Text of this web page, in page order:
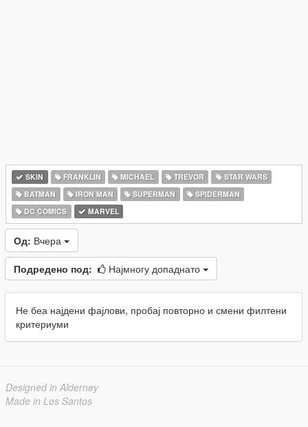
SKIN FRANKLIN MICHAEL TREVOR
STAR WARS
BATMAN
IRON MAN SUPERMAN
SPIDERMAN
DC COMICS
MARVEL
Од: Вчера
Подредено под: Најмногу допаднато
Не беа најдени фајлови, пробај повторно и смени филтени
критериуми
Designed in Alderney
Made in Los Santos